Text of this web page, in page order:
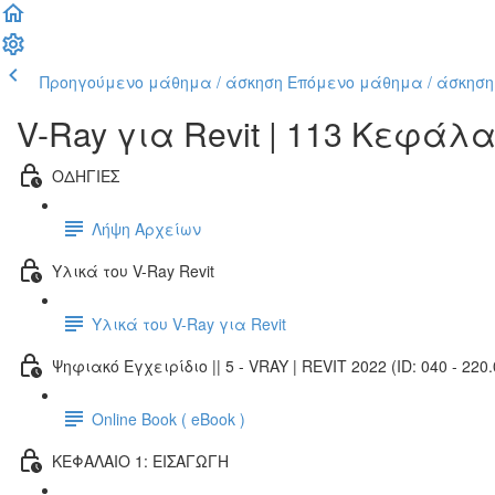
Προηγούμενο μάθημα / άσκηση Επόμενο μάθημα / άσκηση
V-Ray για Revit | 113
ΟΔΗΓΙΕΣ
Λήψη Αρχείων
Υλικά του V-Ray Revit
Υλικά του V-Ray για Revit
Ψηφιακό Εγχειρίδιο || 5 - VRAY | REVIT 2022 (ID: 040 -
Online Book ( eBook )
ΚΕΦΑΛΑΙΟ 1: ΕΙΣΑΓΩΓΗ